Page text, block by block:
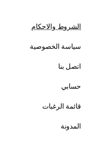
الشروط والاحكام
سياسة الخصوصية
اتصل بنا
حسابي
قائمة الرغبات
المدونة